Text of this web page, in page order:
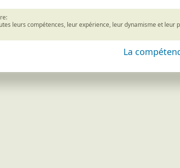
leurs compétences, leur expérience, leur dynamisme et leur
La